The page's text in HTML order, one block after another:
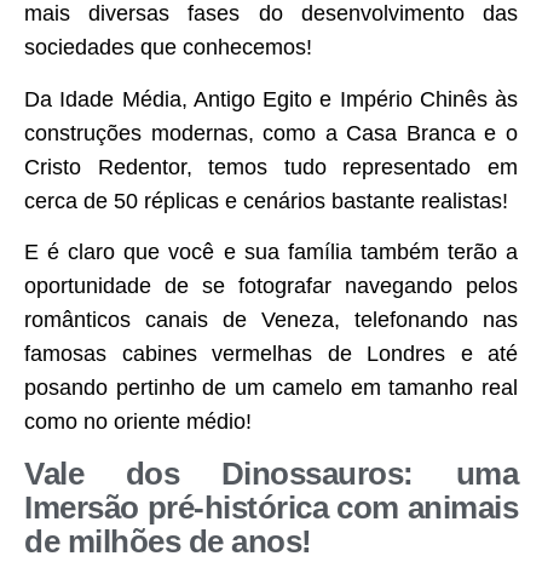
mais diversas fases do desenvolvimento das
sociedades que conhecemos!
Da Idade Média, Antigo Egito e Império Chinês às
construções modernas, como a Casa Branca e o
Cristo Redentor, temos tudo representado em
cerca de 50 réplicas e cenários bastante realistas!
E é claro que você e sua família também terão a
oportunidade de se fotografar navegando pelos
românticos canais de Veneza, telefonando nas
famosas cabines vermelhas de Londres e até
posando pertinho de um camelo em tamanho real
como no oriente médio!
Vale dos Dinossauros: uma
Imersão pré-histórica com animais
de milhões de anos!